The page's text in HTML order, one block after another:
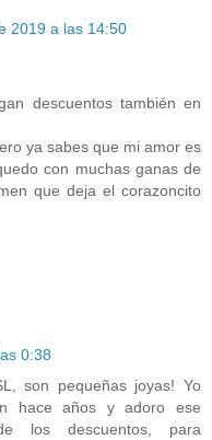
2019 a las 14:50
descuentos también en
ya sabes que mi amor es
con muchas ganas de
que deja el corazoncito
0:38
son pequeñas joyas! Yo
hace años y adoro ese
los descuentos, para